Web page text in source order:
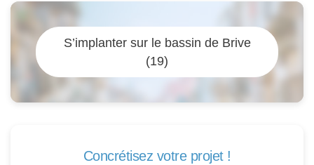
S’implanter sur le bassin de Brive
(19)
Concrétisez votre projet !